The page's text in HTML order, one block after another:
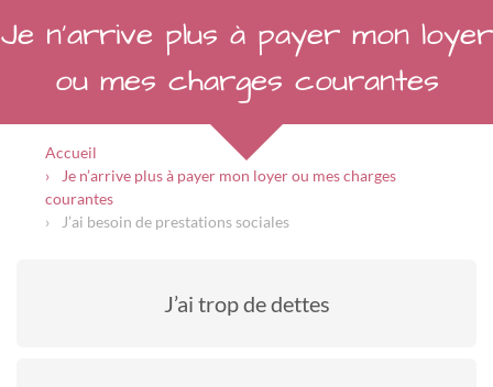
Je n’arrive plus à payer mon loyer
ou mes charges courantes
Accueil
Je n’arrive plus à payer mon loyer ou mes charges
courantes
J’ai besoin de prestations sociales
J’ai trop de dettes